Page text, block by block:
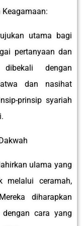
utama bagi
pertanyaan dan
dengan
dan nasihat
prinsip syariah
ulama yang
melalui ceramah,
diharapkan
cara yang